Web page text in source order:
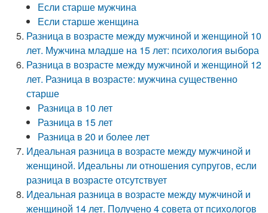
Если старше мужчина
Если старше женщина
Разница в возрасте между мужчиной и женщиной 10
лет. Мужчина младше на 15 лет: психология выбора
Разница в возрасте между мужчиной и женщиной 12
лет. Разница в возрасте: мужчина существенно
старше
Разница в 10 лет
Разница в 15 лет
Разница в 20 и более лет
Идеальная разница в возрасте между мужчиной и
женщиной. Идеальны ли отношения супругов, если
разница в возрасте отсутствует
Идеальная разница в возрасте между мужчиной и
женщиной 14 лет. Получено 4 совета от психологов